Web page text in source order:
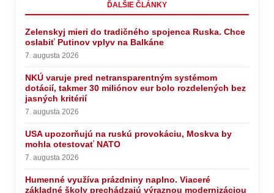
ĎALŠIE ČLÁNKY
Zelenskyj mieri do tradičného spojenca Ruska. Chce
oslabiť Putinov vplyv na Balkáne
7. augusta 2026
NKÚ varuje pred netransparentným systémom
dotácií, takmer 30 miliónov eur bolo rozdelených bez
jasných kritérií
7. augusta 2026
USA upozorňujú na ruskú provokáciu, Moskva by
mohla otestovať NATO
7. augusta 2026
Humenné využíva prázdniny naplno. Viaceré
základné školy prechádzajú výraznou modernizáciou